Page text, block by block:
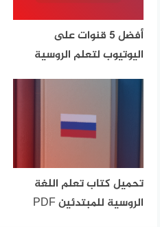
أفضل 5 قنوات على
اليوتيوب لتعلم الروسية
تحميل كتاب تعلم اللغة
الروسية للمبتدئين PDF